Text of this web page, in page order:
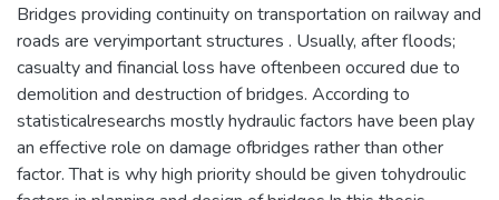
Bridges providing continuity on transportation on railway and
roads are veryimportant structures . Usually, after floods;
casualty and financial loss have oftenbeen occured due to
demolition and destruction of bridges. According to
statisticalresearchs mostly hydraulic factors have been play
an effective role on damage ofbridges rather than other
factor. That is why high priority should be given tohydroulic